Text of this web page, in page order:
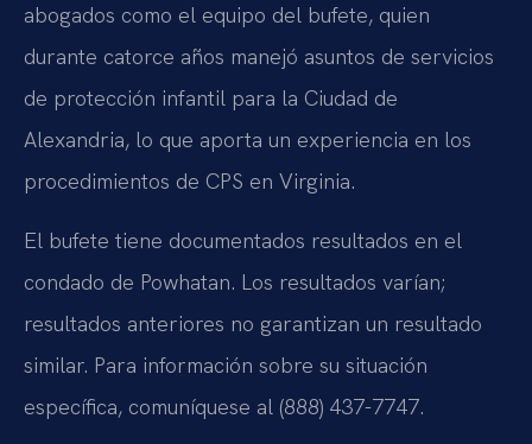
abogados como el equipo del bufete, quien
durante catorce años manejó asuntos de servicios
de protección infantil para la Ciudad de
Alexandria, lo que aporta un experiencia en los
procedimientos de CPS en Virginia.
El bufete tiene documentados resultados en el
condado de Powhatan. Los resultados varían;
resultados anteriores no garantizan un resultado
similar. Para información sobre su situación
específica, comuníquese al (888) 437-7747.